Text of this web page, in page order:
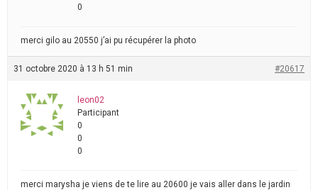
0
merci gilo au 20550 j’ai pu récupérer la photo
31 octobre 2020 à 13 h 51 min #20617
leon02
Participant
0
0
0
merci marysha je viens de te lire au 20600 je vais aller dans le jardin